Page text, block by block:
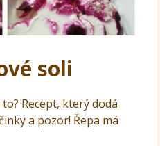
soli
Recept, který dodá
a pozor! Řepa má